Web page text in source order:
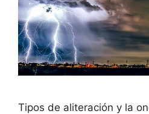
Tipos de aliteración y la